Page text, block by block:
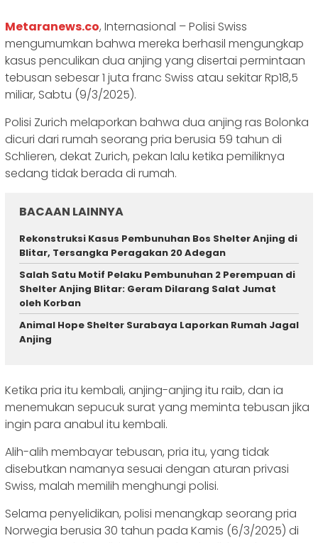
Metaranews.co, Internasional – Polisi Swiss
mengumumkan bahwa mereka berhasil mengungkap
kasus penculikan dua anjing yang disertai permintaan
tebusan sebesar 1 juta franc Swiss atau sekitar Rp18,5
miliar, Sabtu (9/3/2025).
Polisi Zurich melaporkan bahwa dua anjing ras Bolonka
dicuri dari rumah seorang pria berusia 59 tahun di
Schlieren, dekat Zurich, pekan lalu ketika pemiliknya
sedang tidak berada di rumah.
BACAAN LAINNYA
Rekonstruksi Kasus Pembunuhan Bos Shelter Anjing di
Blitar, Tersangka Peragakan 20 Adegan
Salah Satu Motif Pelaku Pembunuhan 2 Perempuan di
Shelter Anjing Blitar: Geram Dilarang Salat Jumat
oleh Korban
Animal Hope Shelter Surabaya Laporkan Rumah Jagal
Anjing
Ketika pria itu kembali, anjing-anjing itu raib, dan ia
menemukan sepucuk surat yang meminta tebusan jika
ingin para anabul itu kembali.
Alih-alih membayar tebusan, pria itu, yang tidak
disebutkan namanya sesuai dengan aturan privasi
Swiss, malah memilih menghungi polisi.
Selama penyelidikan, polisi menangkap seorang pria
Norwegia berusia 30 tahun pada Kamis (6/3/2025) di